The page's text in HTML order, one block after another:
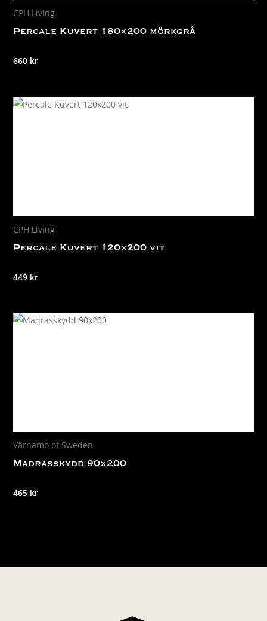
CPH Living
Percale Kuvert 180×200 mörkgrå
660 kr
CPH Living
Percale Kuvert 120×200 vit
449 kr
Värnamo of Sweden
Madrasskydd 90×200
465 kr